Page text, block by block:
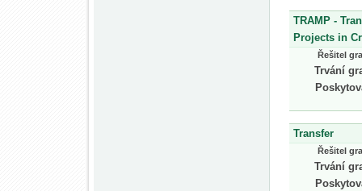
TRAMP -
Projects in
Řešitel
Trvání
Transfer
Řešitel
Trvání